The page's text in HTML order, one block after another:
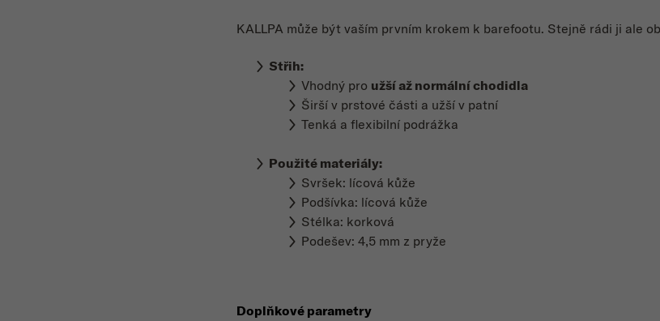
KALLPA může být vaším prvním krokem k barefootu. Stejně rádi ji ale
Střih:
Vhodný pro užší až normální chodidla
Širší v prstové části a užší v patní
Tenká a flexibilní podrážka
Použité materiály:
Svršek: lícová kůže
Podšívka: lícová kůže
Stélka: korková
Podešev: 4,5 mm z pryže
Doplňkové parametry